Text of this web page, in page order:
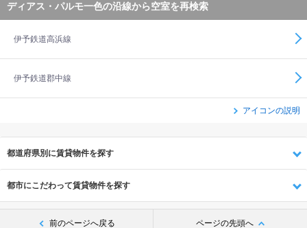
ディアス・パルモ一色の沿線から空室を再検索
伊予鉄道高浜線
伊予鉄道郡中線
アイコンの説明
都道府県別に賃貸物件を探す
都市にこだわって賃貸物件を探す
前のページへ戻る ページの先頭へ